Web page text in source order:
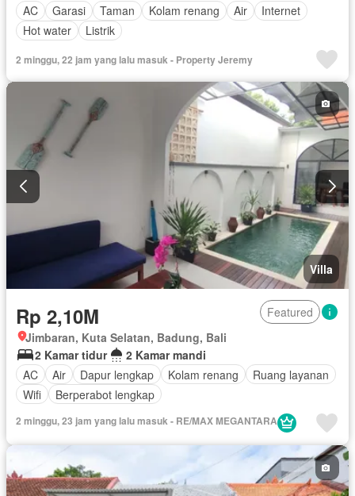
AC
Garasi Taman Kolam renang Air
Internet
Hot water
Listrik
2 minggu, 22 jam yang lalu masuk - Property Jeremy
Villa
Rp 2,10M
Featured
Jimbaran, Kuta Selatan, Badung, Bali
2 Kamar tidur
2 Kamar mandi
AC
Air Dapur lengkap Kolam renang
Ruang layanan
Wifi
Berperabot lengkap
2 minggu, 23 jam yang lalu masuk - RE/MAX MEGANTARA